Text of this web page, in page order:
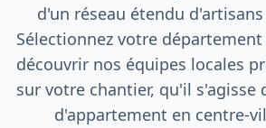
d'un réseau étendu d'artisans
Sélectionnez votre
découvrir nos équipes locales
sur votre chantier, qu'il s'agisse
d'appartement en centre-